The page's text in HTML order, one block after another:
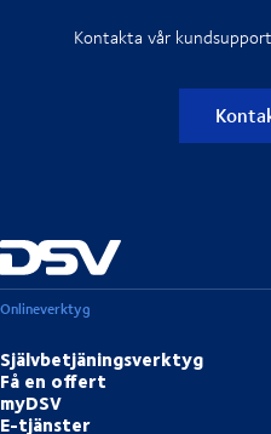
Kontakta vår
Onlineverktyg
Självbetjäningsverktyg
Få en offert
myDSV
E-tjänster